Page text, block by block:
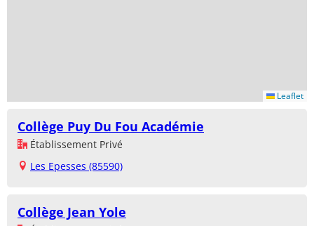
Leaflet
Collège Puy Du Fou Académie
Établissement Privé
Les Epesses (85590)
Collège Jean Yole